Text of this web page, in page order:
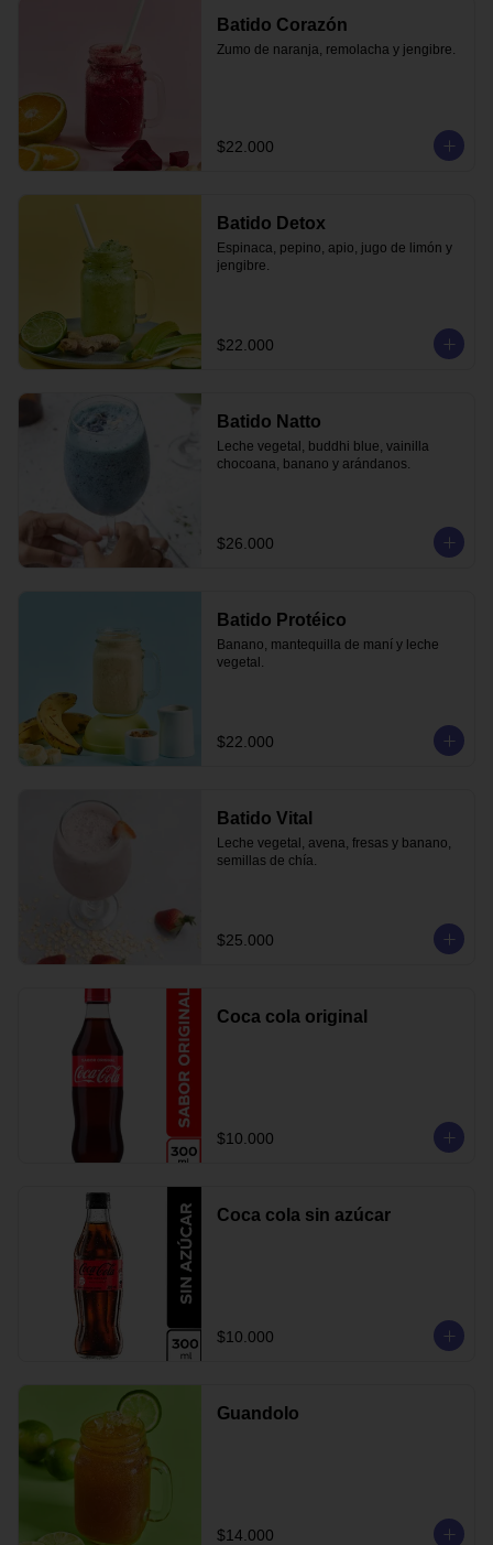
Batido Corazón
Zumo de naranja, remolacha y jengibre.
$22.000
Batido Detox
Espinaca, pepino, apio, jugo de limón y
jengibre.
$22.000
Batido Natto
Leche vegetal, buddhi blue, vainilla
chocoana, banano y arándanos.
$26.000
Batido Protéico
Banano, mantequilla de maní y leche
vegetal.
$22.000
Batido Vital
Leche vegetal, avena, fresas y banano,
semillas de chía.
$25.000
Coca cola original
$10.000
Coca cola sin azúcar
$10.000
Guandolo
$14.000